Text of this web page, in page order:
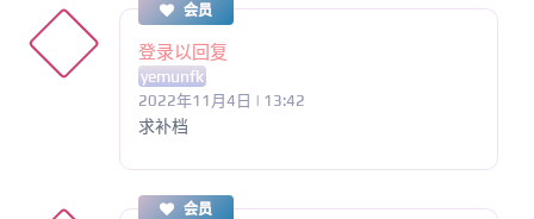
会员
登录以回复
yemunfk
2022年11月4日 | 13:42
求补档
会员